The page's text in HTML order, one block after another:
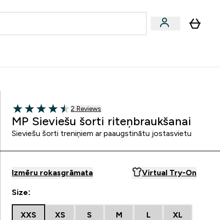
4.5 out of 5 stars
2 customer reviews
2 Reviews
MP Sieviešu šorti riteņbraukšanai
Sieviešu šorti treniņiem ar paaugstinātu jostasvietu
Izmēru rokasgrāmata Virtual Try-On
Size:
XXS XS S M L XL